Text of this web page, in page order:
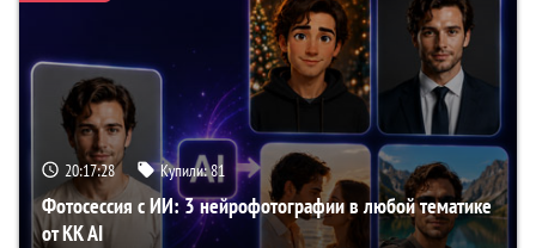
20:17:27 Купили:81
Фотосессия с ИИ: 3 нейрофотографии в любой тематике
от KK AI